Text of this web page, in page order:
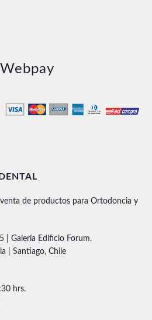
venta de productos para Ortodoncia y
| Galería Edificio Forum.
| Santiago, Chile
hrs.